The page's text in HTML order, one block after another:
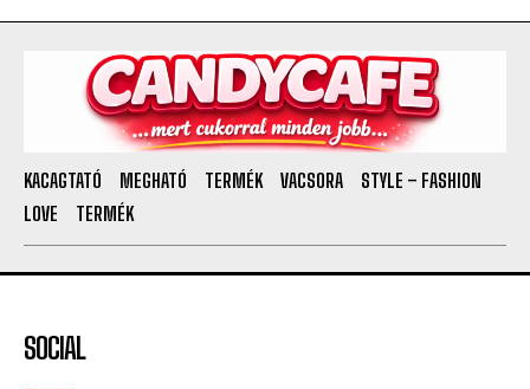
KACAGTATÓ MEGHATÓ TERMÉK VACSORA
STYLE – FASHION
LOVE
TERMÉK
SOCIAL